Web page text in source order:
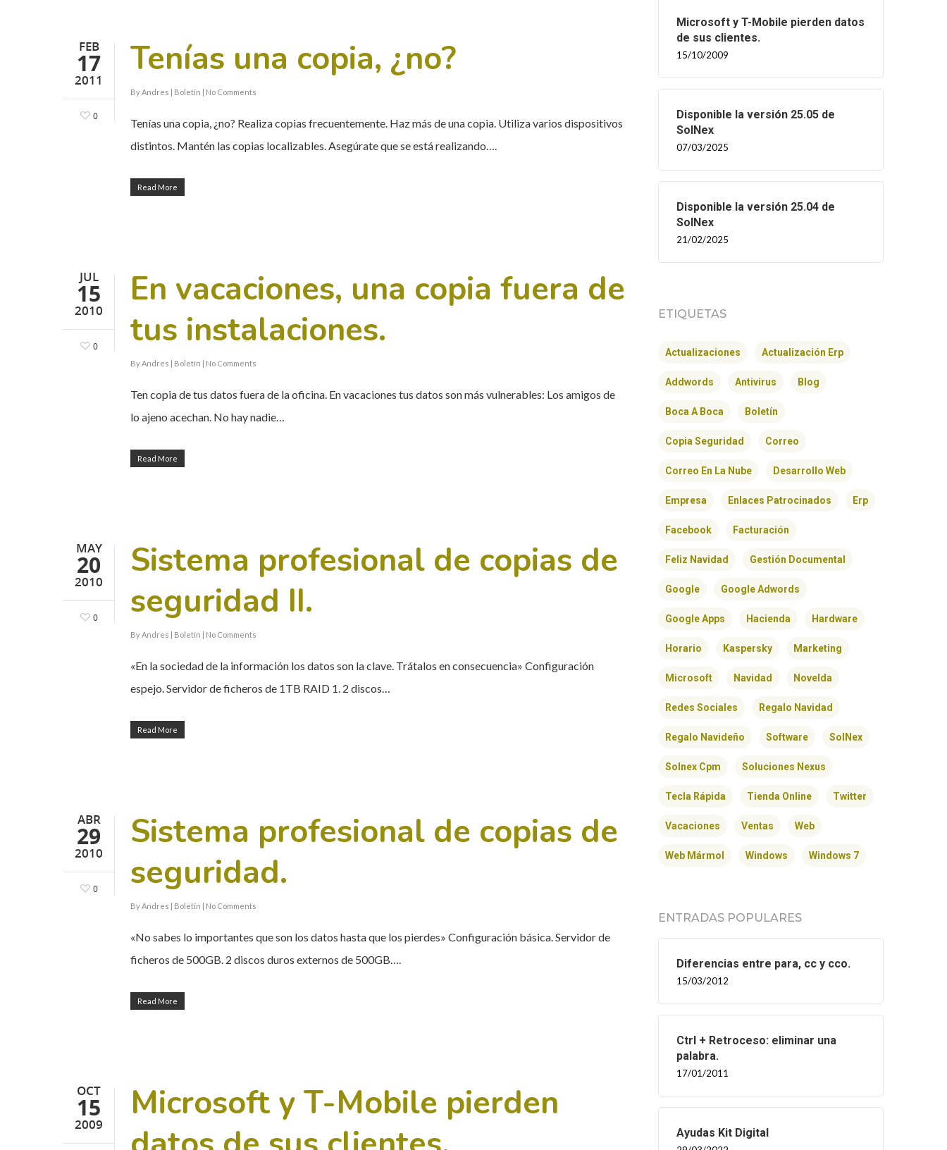
FEB
17
2011
0
Tenías una copia, ¿no?
By Andres | Boletín | No Comments
Tenías una copia, ¿no? Realiza copias frecuentemente. Haz más de una copia. Utiliza varios dispositivos
distintos. Mantén las copias localizables. Asegúrate que se está realizando….
Read More
JUL
15
2010
0
En vacaciones, una copia fuera de
tus instalaciones.
By Andres | Boletín | No Comments
Ten copia de tus datos fuera de la oficina. En vacaciones tus datos son más vulnerables: Los amigos de
lo ajeno acechan. No hay nadie…
Read More
MAY
20
2010
0
Sistema profesional de copias de
seguridad II.
By Andres | Boletín | No Comments
«En la sociedad de la información los datos son la clave. Trátalos en consecuencia» Configuración
espejo. Servidor de ficheros de 1TB RAID 1. 2 discos…
Read More
ABR
29
2010
0
Sistema profesional de copias de
seguridad.
By Andres | Boletín | No Comments
«No sabes lo importantes que son los datos hasta que los pierdes» Configuración básica. Servidor de
ficheros de 500GB. 2 discos duros externos de 500GB….
Read More
OCT
15
2009
Microsoft y T-Mobile pierden
Microsoft y T-Mobile pierden datos
de sus clientes.
15/10/2009
Disponible la versión 25.05 de
SolNex
07/03/2025
Disponible la versión 25.04 de
SolNex
21/02/2025
ETIQUETAS
Actualizaciones Actualización Erp
Addwords Antivirus Blog
Boca A Boca Boletín
Copia Seguridad Correo
Correo En La Nube Desarrollo Web
Empresa Enlaces Patrocinados Erp
Facebook Facturación
Feliz Navidad Gestión Documental
Google Google Adwords
Google Apps Hacienda Hardware
Horario Kaspersky Marketing
Microsoft Navidad Novelda
Redes Sociales Regalo Navidad
Regalo Navideño Software SolNex
Solnex Cpm Soluciones Nexus
Tecla Rápida Tienda Online Twitter
Vacaciones Ventas Web
Web Mármol Windows Windows 7
ENTRADAS POPULARES
Diferencias entre para, cc y cco.
15/03/2012
Ctrl + Retroceso: eliminar una
palabra.
17/01/2011
Ayudas Kit Digital